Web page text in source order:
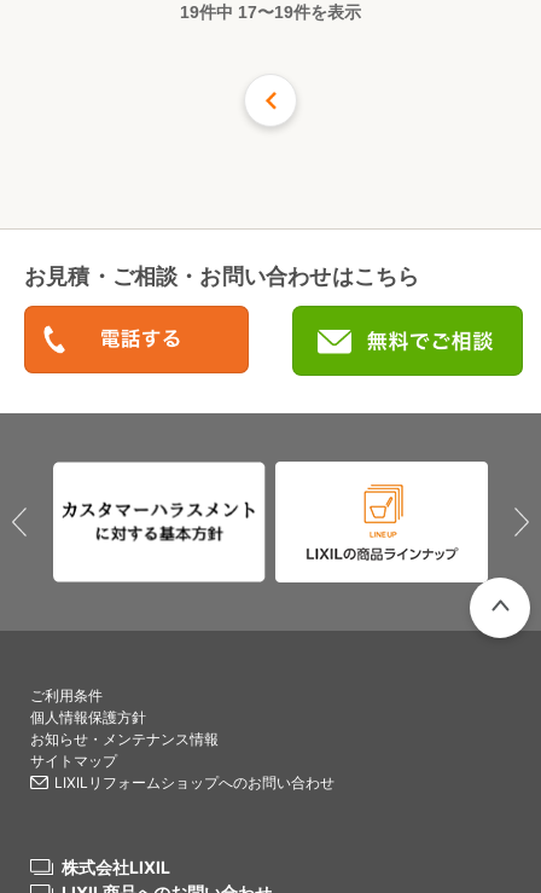
19件中 17〜19件を表示
お見積・ご相談・お問い合わせはこちら
ご利用条件
個人情報保護方針
お知らせ・メンテナンス情報
サイトマップ
LIXILリフォームショップへのお問い合わせ
株式会社LIXIL